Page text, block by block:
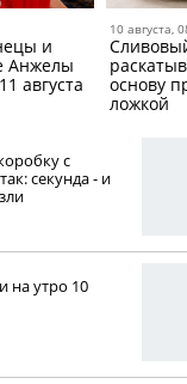
и
Анжелы
августа
10 августа,
основу
ложкой
с
секунда - и
на утро 10